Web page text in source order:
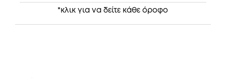
*κλικ για να δείτε κάθε όροφο